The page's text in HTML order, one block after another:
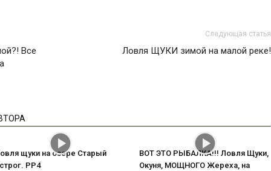
Все
Следующая статья
Ловля ЩУКИ зимой на малой реке!
щуки на озере Старый
РР4
ВОТ ЭТО РЫБАЛКА!!! Ловля Щуки,
Окуня, МОЩНОГО Жереха, на